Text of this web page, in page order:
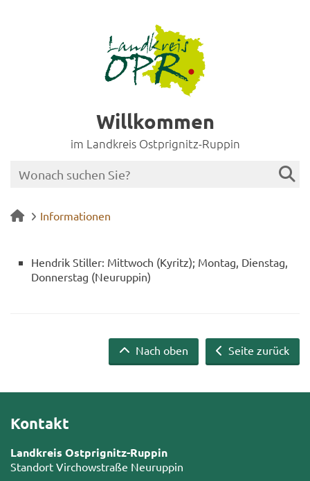
Willkommen
im Landkreis Ostprignitz-Ruppin
Informationen
Hen­drik Stil­ler: Mitt­woch (Ky­ritz); Mon­tag, Diens­tag,
Don­ners­tag (Neu­rup­pin)
Seite zurück
Nach oben
Kontakt
Landkreis Ostprignitz-Ruppin
Standort Virchowstraße Neuruppin